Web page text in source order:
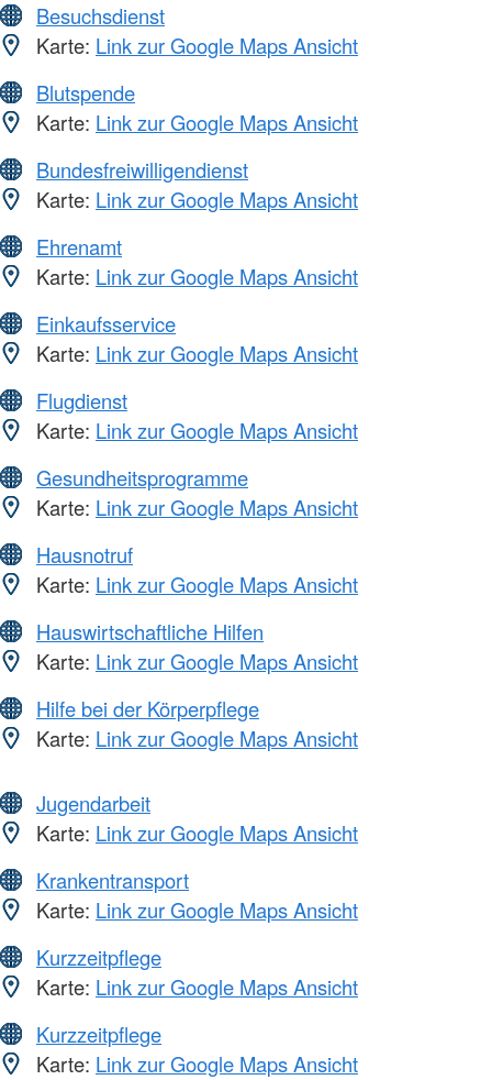
Besuchsdienst
Karte: Link zur Google Maps Ansicht
Blutspende
Karte: Link zur Google Maps Ansicht
Bundesfreiwilligendienst
Karte: Link zur Google Maps Ansicht
Ehrenamt
Karte: Link zur Google Maps Ansicht
Einkaufsservice
Karte: Link zur Google Maps Ansicht
Flugdienst
Karte: Link zur Google Maps Ansicht
Gesundheitsprogramme
Karte: Link zur Google Maps Ansicht
Hausnotruf
Karte: Link zur Google Maps Ansicht
Hauswirtschaftliche Hilfen
Karte: Link zur Google Maps Ansicht
Hilfe bei der Körperpflege
Karte: Link zur Google Maps Ansicht
Jugendarbeit
Karte: Link zur Google Maps Ansicht
Krankentransport
Karte: Link zur Google Maps Ansicht
Kurzzeitpflege
Karte: Link zur Google Maps Ansicht
Kurzzeitpflege
Karte: Link zur Google Maps Ansicht